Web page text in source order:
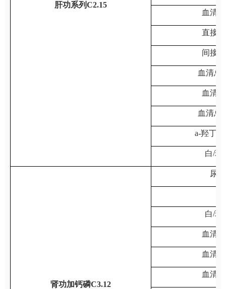
肝功系列C2.15
血清
直接
间接
血清总
血清
血清总
a-羟丁
白/球
肾功加钙磷C3.12
尿
白/球
血清
血清
血清